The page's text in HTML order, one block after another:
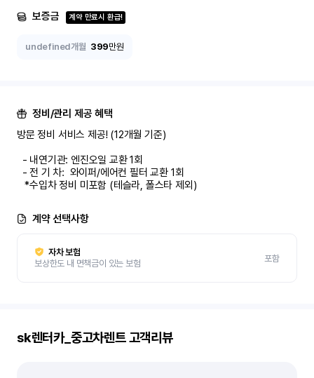
보증금 계약 만료시 환급!
undefined개월 399만원
정비/관리 제공 혜택
방문 정비 서비스 제공! (12개월 기준)
   *수입차 정비 미포함 (테슬라, 폴스타 제외)
계약 선택사항
자차 보험
보상한도 내 면책금이 있는 보험
포함
sk렌터카_중고차렌트고객리뷰